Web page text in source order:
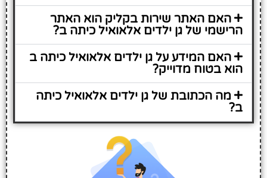
האם האתר שירות בקליק הוא האתר
הרישמי של גן ילדים אלאואיל כיתה ב?
האם המידע על גן ילדים אלאואיל כיתה ב
הוא בטוח מדוייק?
מה הכתובת של גן ילדים אלאואיל כיתה
ב?